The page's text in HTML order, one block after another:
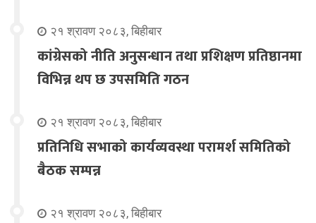
२१ श्रावण २०८३, बिहीबार
कांग्रेसको नीति अनुसन्धान तथा प्रशिक्षण प्रतिष्ठानमा
विभिन्न थप छ उपसमिति गठन
२१ श्रावण २०८३, बिहीबार
प्रतिनिधि सभाको कार्यव्यवस्था परामर्श समितिको
बैठक सम्पन्न
२१ श्रावण २०८३, बिहीबार